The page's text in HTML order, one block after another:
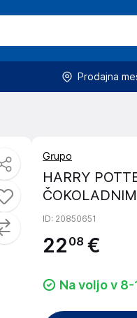
Prodajna
Grupo
HARRY
ID: 20850651
22 08 €
Na voljo v